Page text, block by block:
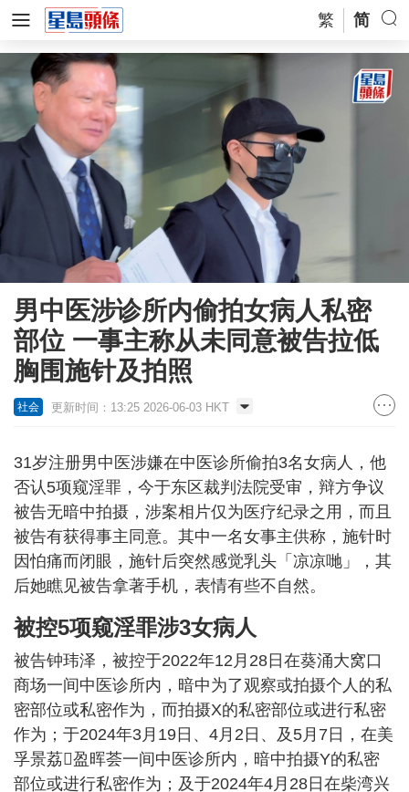
繁 简
男中医涉诊所内偷拍女病人私密
部位 一事主称从未同意被告拉低
胸围施针及拍照
社会 更新时间：13:25 2026-06-03 HKT
31岁注册男中医涉嫌在中医诊所偷拍3名女病人，他
否认5项窥淫罪，今于东区裁判法院受审，辩方争议
被告无暗中拍摄，涉案相片仅为医疗纪录之用，而且
被告有获得事主同意。其中一名女事主供称，施针时
因怕痛而闭眼，施针后突然感觉乳头「凉凉哋」，其
后她瞧见被告拿著手机，表情有些不自然。
被控5项窥淫罪涉3女病人
被告钟玮泽，被控于2022年12月28日在葵涌大窝口
商场一间中医诊所内，暗中为了观察或拍摄个人的私
密部位或私密作为，而拍摄X的私密部位或进行私密
作为；于2024年3月19日、4月2日、及5月7日，在美
孚景荔𠇹盈晖荟一间中医诊所内，暗中拍摄Y的私密
部位或进行私密作为；及于2024年4月28日在柴湾兴